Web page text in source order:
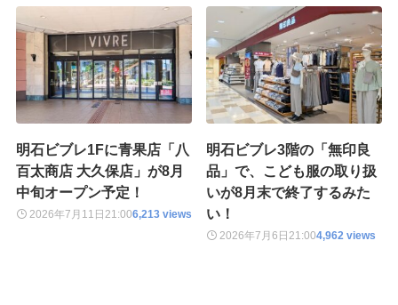
明石ビブレ1Fに青果店「八
百太商店 大久保店」が8月
中旬オープン予定！
2026年7月11日 21:006,213 views
明石ビブレ3階の「無印良
品」で、こども服の取り扱
いが8月末で終了するみた
い！
2026年7月6日21:004,962 views